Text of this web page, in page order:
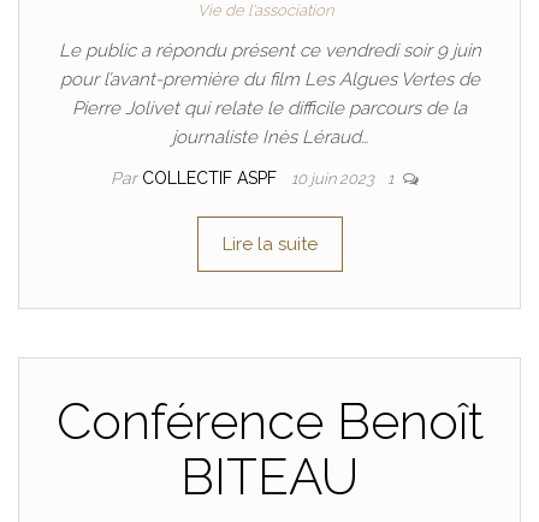
Vie de l'association
Le public a répondu présent ce vendredi soir 9 juin
pour l’avant-première du film Les Algues Vertes de
Pierre Jolivet qui relate le difficile parcours de la
journaliste Inès Léraud…
Par COLLECTIF ASPF 10 juin 2023 1
Lire la suite
Conférence Benoît
BITEAU